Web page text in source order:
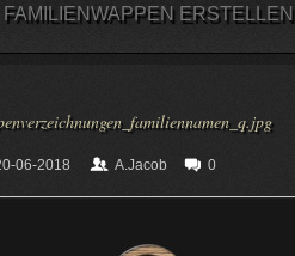
FAMILIENWAPPEN ERSTELLEN
06-2018 A.Jacob 0